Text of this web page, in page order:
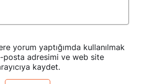
yorum yaptığımda kullanılmak
posta adresimi ve web site
kaydet.